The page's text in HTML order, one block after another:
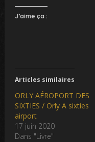
J’aime ça :
Articles similaires
ORLY AÉROPORT DES
SIXTIES / Orly A sixties
airport
17 juin 2020
Dans "Livre"